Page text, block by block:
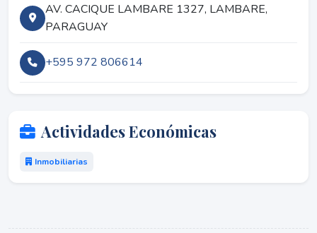
AV. CACIQUE LAMBARE 1327, LAMBARE,
PARAGUAY
+595 972 806614
Actividades Económicas
Inmobiliarias